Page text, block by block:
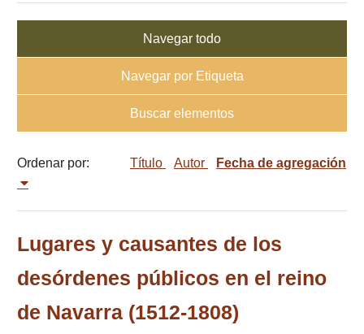
Navegar todo
Navegar por Etiqueta
Buscar elementos
Ordenar por: Título Autor Fecha de agregación
Lugares y causantes de los
desórdenes públicos en el reino
de Navarra (1512-1808)